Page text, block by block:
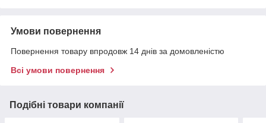
Умови повернення
Повернення товару впродовж 14 днів за домовленістю
Всі умови повернення
Подібні товари компанії